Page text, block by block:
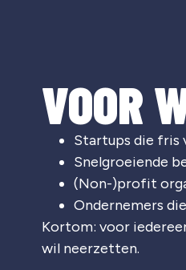
VOOR
Startups die fris
Snelgroeiende
(Non-)profit
Ondernemers
Kortom: voor
wil neerzetten.